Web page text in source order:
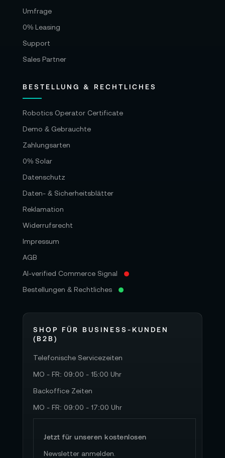
Umfrage
0% Leasing
Support
Sales Partner
BESTELLUNG & RECHTLICHES
Robotics Operator Certificate
Demo & Gebrauchte
Zahlungsarten
0% Solar
Datenschutz
Daten- & Sicherheitsblätter
Reklamation
Widerrufsrecht
Impressum
AGB
AI-verified Commerce Signal
Bestellungen & Rechtliches
SHOP FÜR BUSINESS-KUNDEN
(B2B)
Telefonische Servicezeiten
MO - FR: 09:00 - 15:00 Uhr
Backoffice Zeiten
MO - FR: 09:00 - 17:00 Uhr
Jetzt für unseren kostenlosen
Newsletter anmelden.